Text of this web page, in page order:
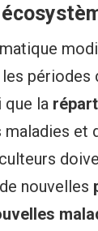
les périodes
que la
maladies et
nouvelles